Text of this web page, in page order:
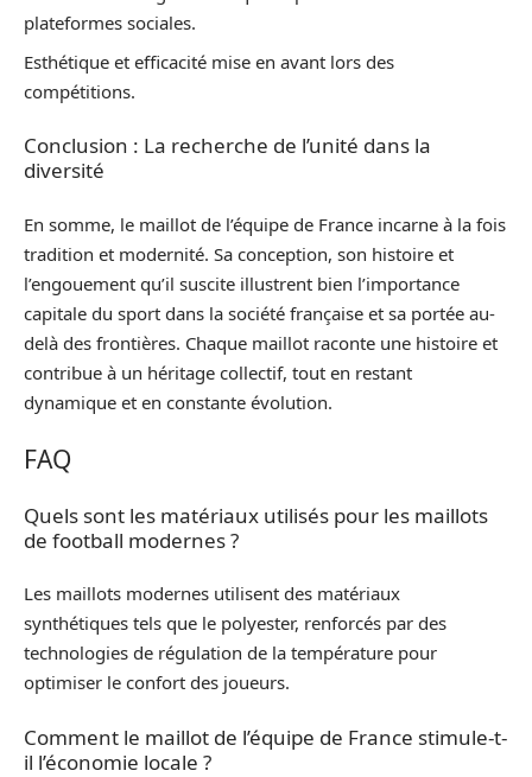
plateformes sociales.
Esthétique et efficacité mise en avant lors des
compétitions.
Conclusion : La recherche de l’unité dans la
diversité
En somme, le maillot de l’équipe de France incarne à la fois
tradition et modernité. Sa conception, son histoire et
l’engouement qu’il suscite illustrent bien l’importance
capitale du sport dans la société française et sa portée au-
delà des frontières. Chaque maillot raconte une histoire et
contribue à un héritage collectif, tout en restant
dynamique et en constante évolution.
FAQ
Quels sont les matériaux utilisés pour les maillots
de football modernes ?
Les maillots modernes utilisent des matériaux
synthétiques tels que le polyester, renforcés par des
technologies de régulation de la température pour
optimiser le confort des joueurs.
Comment le maillot de l’équipe de France stimule-t-
il l’économie locale ?